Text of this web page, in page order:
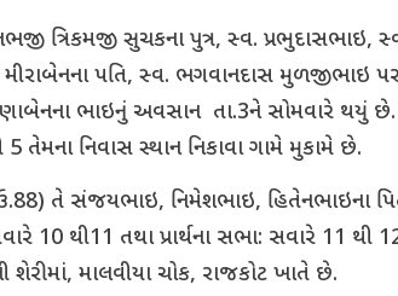
ત્રિકમજી સુચકના પુત્ર, સ્વ. પ્રભુદાસભાઇ,
પતિ, સ્વ. ભગવાનદાસ મુળજીભાઇ
ભાઇનું અવસાન તા.3ને સોમવારે થયું
તેમના નિવાસ સ્થાન નિકાવા ગામે મુકામે છે.
તે સંજયભાઇ, નિમેશભાઇ, હિતેનભાઇના
10 થી11 તથા પ્રાર્થના સભા: સવારે 11 થી
માલવીયા ચોક, રાજકોટ ખાતે છે.